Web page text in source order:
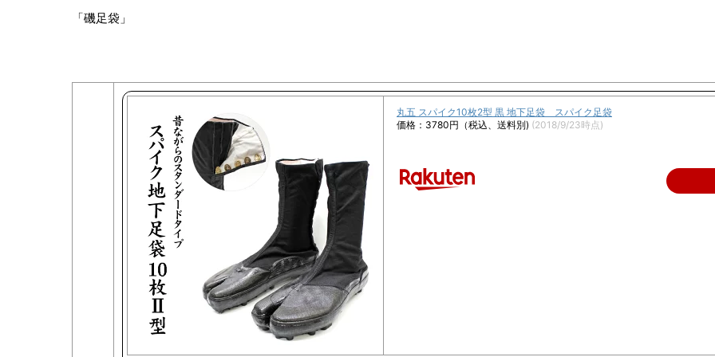
「磯足袋」
丸五 スパイク10枚2型 黒 地下足袋 スパイク足袋
価格：3780円（税込、送料別) (2018/9/23時点)